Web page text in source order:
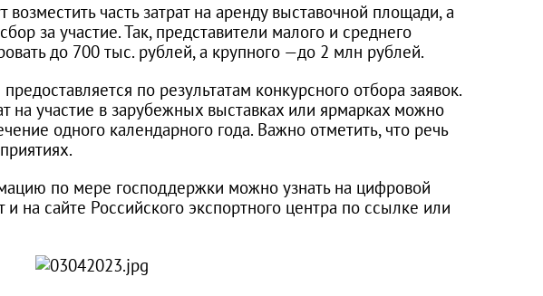
часть затрат на аренду выставочной площади, а
за участие. Так, представители малого и среднего
до 700 тыс. рублей, а крупного —до 2 млн рублей.
по результатам конкурсного отбора заявок.
на участие в зарубежных выставках или ярмарках можно
одного календарного года. Важно отметить, что речь
по мере господдержки можно узнать на цифровой
на сайте Российского экспортного центра по ссылке или